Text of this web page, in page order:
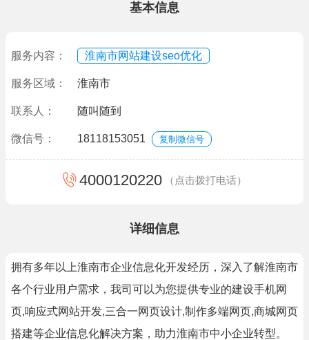
基本信息
服务内容： 淮南市网站建设seo优化
服务区域： 淮南市
联系人： 随叫随到
微信号： 18118153051 复制微信号
4000120220 （点击拨打电话）
详细信息
拥有多年以上淮南市企业信息化开发经历，深入了解淮南市
各个行业用户需求，我司可以为您提供专业的建设手机网
页,响应式网站开发,三合一网页设计,制作多端网页,商城网页
搭建等企业信息化解决方案，助力淮南市中小企业转型。